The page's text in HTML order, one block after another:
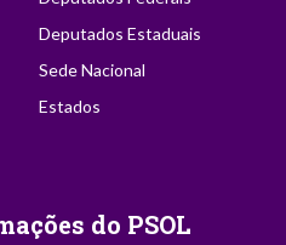
Deputados Estaduais
Sede Nacional
Estados
do PSOL